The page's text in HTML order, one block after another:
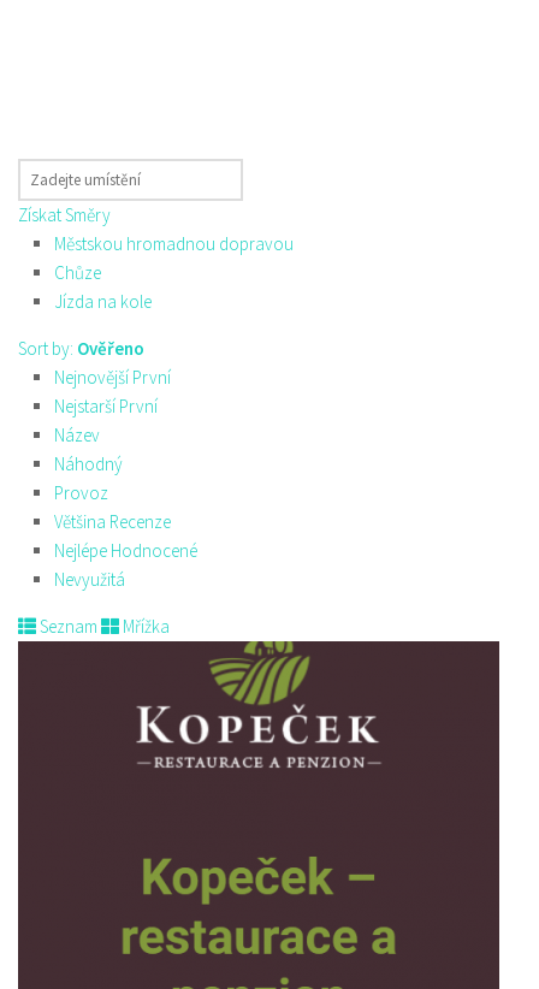
Získat Směry
Městskou hromadnou dopravou
Chůze
Jízda na kole
Sort by: Ověřeno
Nejnovější První
Nejstarší První
Název
Náhodný
Provoz
Většina Recenze
Nejlépe Hodnocené
Nevyužitá
Seznam Mřížka